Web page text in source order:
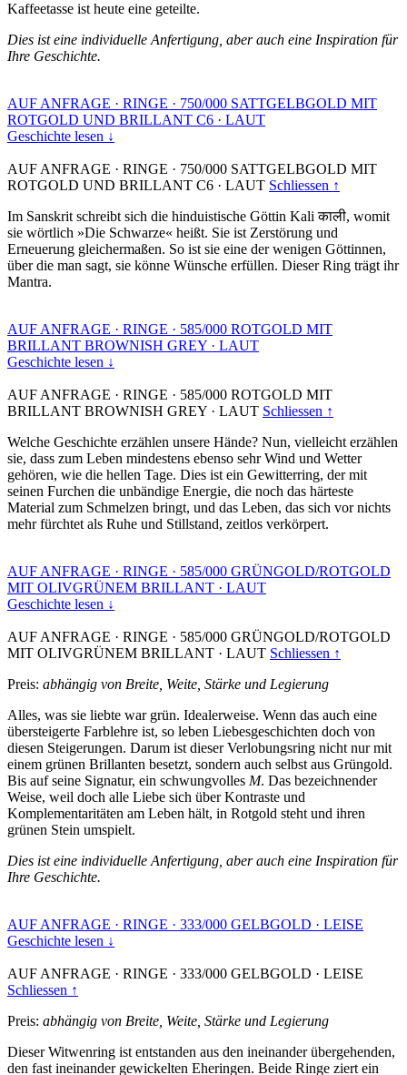
Kaffeetasse ist heute eine geteilte.
Dies ist eine individuelle Anfertigung, aber auch eine Inspiration für
Ihre Geschichte.
AUF ANFRAGE · RINGE · 750/000 SATTGELBGOLD MIT
ROTGOLD UND BRILLANT C6 · LAUT
Geschichte lesen ↓
AUF ANFRAGE · RINGE · 750/000 SATTGELBGOLD MIT
ROTGOLD UND BRILLANT C6 · LAUT Schliessen ↑
Im Sanskrit schreibt sich die hinduistische Göttin Kali काली, womit
sie wörtlich »Die Schwarze« heißt. Sie ist Zerstörung und
Erneuerung gleichermaßen. So ist sie eine der wenigen Göttinnen,
über die man sagt, sie könne Wünsche erfüllen. Dieser Ring trägt ihr
Mantra.
AUF ANFRAGE · RINGE · 585/000 ROTGOLD MIT
BRILLANT BROWNISH GREY · LAUT
Geschichte lesen ↓
AUF ANFRAGE · RINGE · 585/000 ROTGOLD MIT
BRILLANT BROWNISH GREY · LAUT Schliessen ↑
Welche Geschichte erzählen unsere Hände? Nun, vielleicht erzählen
sie, dass zum Leben mindestens ebenso sehr Wind und Wetter
gehören, wie die hellen Tage. Dies ist ein Gewitterring, der mit
seinen Furchen die unbändige Energie, die noch das härteste
Material zum Schmelzen bringt, und das Leben, das sich vor nichts
mehr fürchtet als Ruhe und Stillstand, zeitlos verkörpert.
AUF ANFRAGE · RINGE · 585/000 GRÜNGOLD/ROTGOLD
MIT OLIVGRÜNEM BRILLANT · LAUT
Geschichte lesen ↓
AUF ANFRAGE · RINGE · 585/000 GRÜNGOLD/ROTGOLD
MIT OLIVGRÜNEM BRILLANT · LAUT Schliessen ↑
Preis: abhängig von Breite, Weite, Stärke und Legierung
Alles, was sie liebte war grün. Idealerweise. Wenn das auch eine
übersteigerte Farblehre ist, so leben Liebesgeschichten doch von
diesen Steigerungen. Darum ist dieser Verlobungsring nicht nur mit
einem grünen Brillanten besetzt, sondern auch selbst aus Grüngold.
Bis auf seine Signatur, ein schwungvolles M. Das bezeichnender
Weise, weil doch alle Liebe sich über Kontraste und
Komplementaritäten am Leben hält, in Rotgold steht und ihren
grünen Stein umspielt.
Dies ist eine individuelle Anfertigung, aber auch eine Inspiration für
Ihre Geschichte.
AUF ANFRAGE · RINGE · 333/000 GELBGOLD · LEISE
Geschichte lesen ↓
AUF ANFRAGE · RINGE · 333/000 GELBGOLD · LEISE
Schliessen ↑
Preis: abhängig von Breite, Weite, Stärke und Legierung
Dieser Witwenring ist entstanden aus den ineinander übergehenden,
den fast ineinander gewickelten Eheringen. Beide Ringe ziert ein